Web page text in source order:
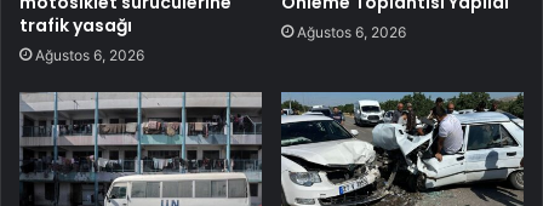
trafik yasağı
Ağustos 6, 2026
Ağustos 6, 2026